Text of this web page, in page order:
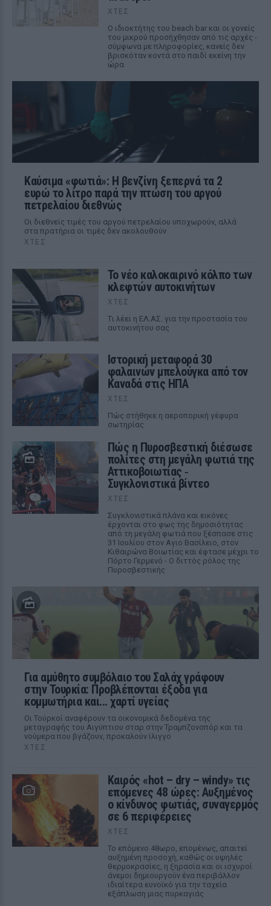
ΧΤΕΣ
Ο ιδιοκτήτης του beach bar και οι γονείς
του μικρού προσήχθησαν από τις αρχές -
σύμφωνα με πληροφορίες, κανείς δεν
βρισκόταν κοντά στο παιδί εκείνη την
ώρα
Καύσιμα «φωτιά»: Η βενζίνη ξεπερνά τα 2
ευρώ το λίτρο παρά την πτώση του αργού
πετρελαίου διεθνώς
Οι διεθνείς τιμές του αργού πετρελαίου υποχωρούν, αλλά
στα πρατήρια οι τιμές δεν ακολουθούν
ΧΤΕΣ
Το νέο καλοκαιρινό κόλπο των
κλεφτών αυτοκινήτων
ΧΤΕΣ
Tι λέει η ΕΛ.ΑΣ. για την προστασία του
αυτοκινήτου σας
Ιστορική μεταφορά 30
φαλαινών μπελούγκα από τον
Καναδά στις ΗΠΑ
ΧΤΕΣ
Πώς στήθηκε η αεροπορική γέφυρα
σωτηρίας
Πώς η Πυροσβεστική διέσωσε
πολίτες στη μεγάλη φωτιά της
Αττικοβοιωτίας ‑
Συγκλονιστικά βίντεο
ΧΤΕΣ
Συγκλονιστικά πλάνα και εικόνες
έρχονται στο φως της δημοσιότητας
από τη μεγάλη φωτιά που ξέσπασε στις
31 Ιουλίου στον Αγιο Βασίλειο, στον
Κιθαιρώνα Βοιωτίας και έφτασε μέχρι το
Πόρτο Γερμενό - Ο διττός ρόλος της
Πυροσβεστικής
Για αμύθητο συμβόλαιο του Σαλάχ γράφουν
στην Τουρκία: Προβλέπονται έξοδα για
κομμωτήρια και... χαρτί υγείας
Οι Τούρκοί αναφέρουν τα οικονομικά δεδομένα της
μεταγραφής του Αιγύπτιου σταρ στην Τραμπζονσπόρ και τα
νούμερα που βγάζουν, προκαλούν ίλιγγο
ΧΤΕΣ
Καιρός «hot – dry – windy» τις
επόμενες 48 ώρες: Αυξημένος
ο κίνδυνος φωτιάς, συναγερμός
σε 6 περιφέρειες
ΧΤΕΣ
Το επόμενο 48ωρο, επομένως, απαιτεί
αυξημένη προσοχή, καθώς οι υψηλές
θερμοκρασίες, η ξηρασία και οι ισχυροί
άνεμοι δημιουργούν ένα περιβάλλον
ιδιαίτερα ευνοϊκό για την ταχεία
εξάπλωση μιας πυρκαγιάς